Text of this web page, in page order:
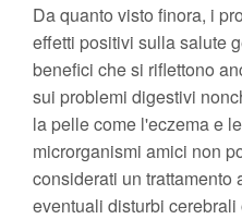
Da quanto visto finora, i
effetti positivi sulla salute
benefici che si riflettono
sui problemi digestivi
la pelle come l'eczema e
microrganismi amici non
considerati un trattamento
eventuali disturbi cerebrali